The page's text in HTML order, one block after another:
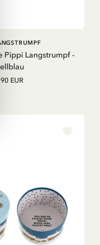
Pippi Langstrumpf -
EUR